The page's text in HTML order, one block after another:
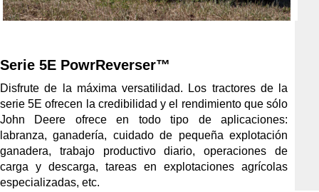
Serie 5E PowrReverser™
Disfrute de la máxima versatilidad. Los tractores de la
serie 5E ofrecen la credibilidad y el rendimiento que sólo
John Deere ofrece en todo tipo de aplicaciones:
labranza, ganadería, cuidado de pequeña explotación
ganadera, trabajo productivo diario, operaciones de
carga y descarga, tareas en explotaciones agrícolas
especializadas, etc.